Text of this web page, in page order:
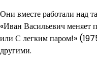
Они вместе работали над
«Иван Васильевич
или С легким паром!»
другими.